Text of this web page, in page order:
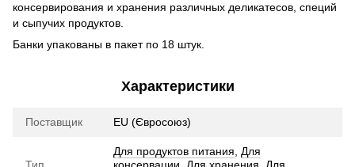
консервирования и хранения различных деликатесов, специй
и сыпучих продуктов.
Банки упакованы в пакет по 18 штук.
Характеристики
Поставщик EU (Євросоюз)
Тип
Для продуктов питания
Для
консервации
Для хранения
Для